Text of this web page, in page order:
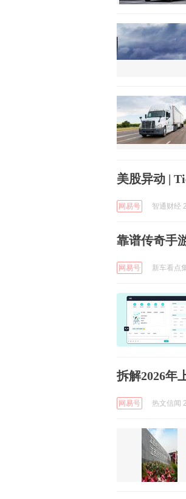
美股异动 |
网易号 智通财经
靠谱传奇手
网易号 新车看点
拆解2026年
网易号 热文信闻